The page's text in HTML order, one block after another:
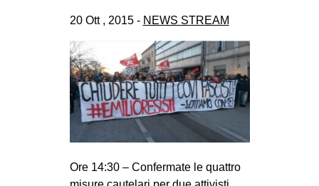
20 Ott , 2015 - NEWS STREAM
Ore 14:30 – Confermate le quattro